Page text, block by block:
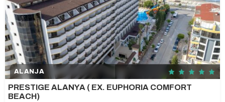
ALANJA
PRESTIGE ALANYA ( EX. EUPHORIA COMFORT
BEACH)